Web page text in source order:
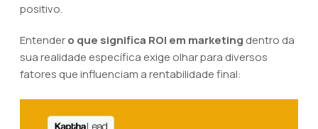
positivo.
Entendero que significa ROI em marketing dentro da
sua realidade específica exige olhar para diversos
fatores que influenciam a rentabilidade final: